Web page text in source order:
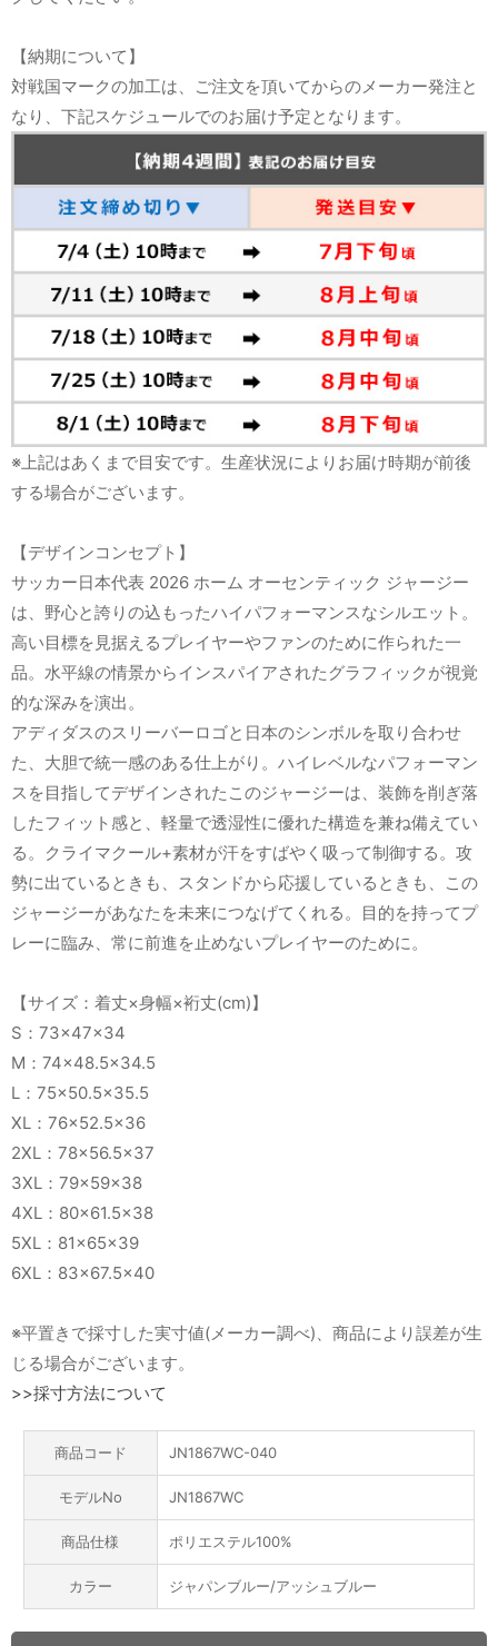
【納期について】
対戦国マークの加工は、ご注文を頂いてからのメーカー発注と
なり、下記スケジュールでのお届け予定となります。
※上記はあくまで目安です。生産状況によりお届け時期が前後
する場合がございます。
【デザインコンセプト】
サッカー日本代表 2026 ホーム オーセンティック ジャージー
は、野心と誇りの込もったハイパフォーマンスなシルエット。
高い目標を見据えるプレイヤーやファンのために作られた一
品。水平線の情景からインスパイアされたグラフィックが視覚
的な深みを演出。
アディダスのスリーバーロゴと日本のシンボルを取り合わせ
た、大胆で統一感のある仕上がり。ハイレベルなパフォーマン
スを目指してデザインされたこのジャージーは、装飾を削ぎ落
したフィット感と、軽量で透湿性に優れた構造を兼ね備えてい
る。クライマクール+素材が汗をすばやく吸って制御する。攻
勢に出ているときも、スタンドから応援しているときも、この
ジャージーがあなたを未来につなげてくれる。目的を持ってプ
レーに臨み、常に前進を止めないプレイヤーのために。
【サイズ：着丈×身幅×裄丈(cm)】
S：73×47×34
M：74×48.5×34.5
L：75×50.5×35.5
XL：76×52.5×36
2XL：78×56.5×37
3XL：79×59×38
4XL：80×61.5×38
5XL：81×65×39
6XL：83×67.5×40
※平置きで採寸した実寸値(メーカー調べ)、商品により誤差が生
じる場合がございます。
>>採寸方法について
商品コード JN1867WC-040
モデルNo JN1867WC
商品仕様 ポリエステル100%
カラー ジャパンブルー/アッシュブルー